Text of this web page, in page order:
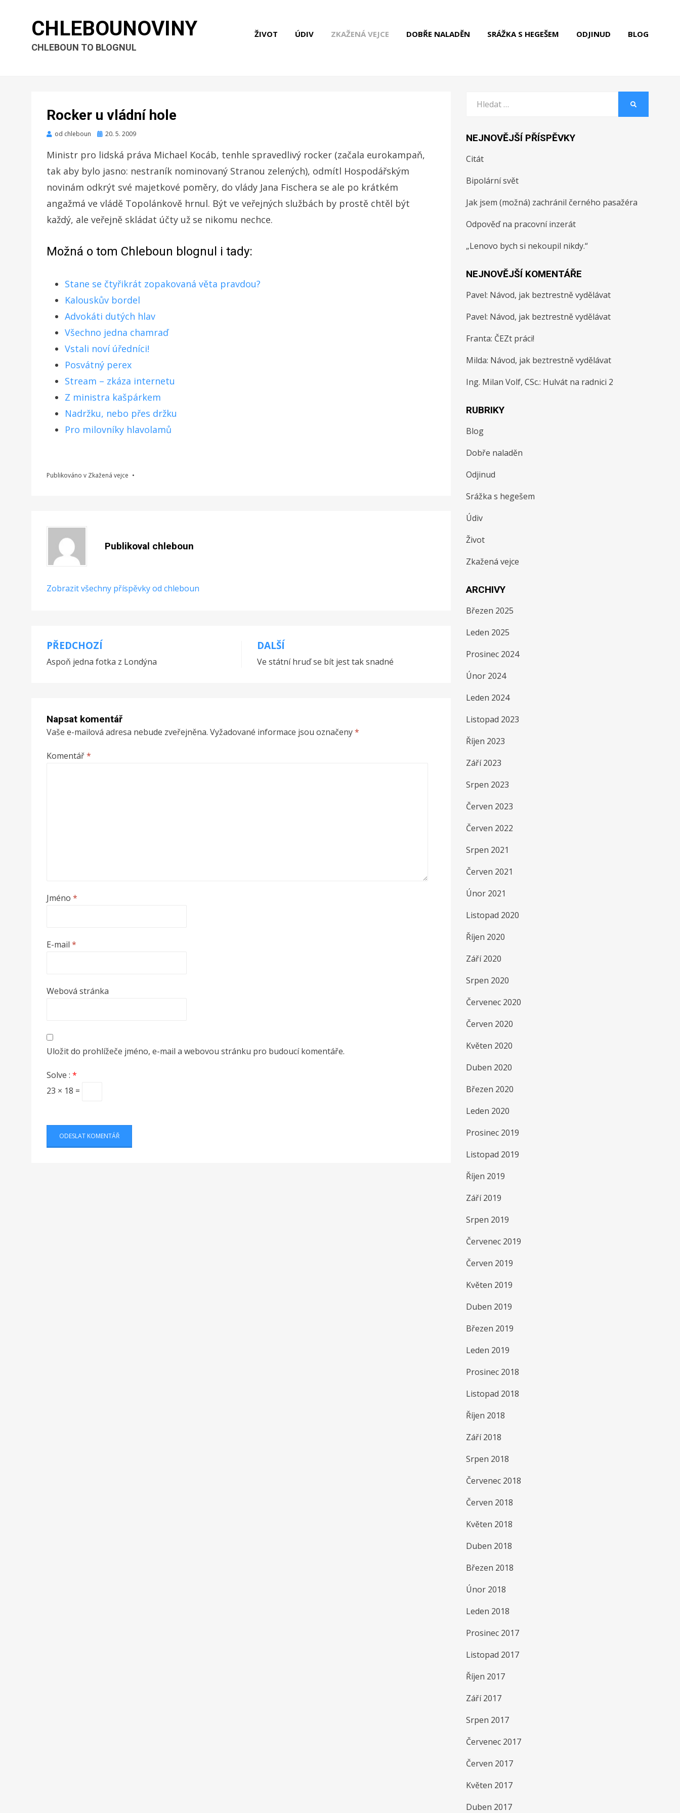
CHLEBOUNOVINY
CHLEBOUN TO BLOGNUL
ŽIVOT ÚDIV ZKAŽENÁ VEJCE DOBŘE NALADĚN SRÁŽKA S HEGEŠEM ODJINUD BLOG
Rocker u vládní hole
od chleboun
Zveřejněno
20. 5. 2009
Ministr pro lidská práva Michael Kocáb, tenhle spravedlivý rocker (začala eurokampaň,
tak aby bylo jasno: nestraník nominovaný Stranou zelených), odmítl Hospodářským
novinám odkrýt své majetkové poměry, do vlády Jana Fischera se ale po krátkém
angažmá ve vládě Topolánkově hrnul. Být ve veřejných službách by prostě chtěl být
každý, ale veřejně skládat účty už se nikomu nechce.
Možná o tom Chleboun blognul i tady:
Stane se čtyřikrát zopakovaná věta pravdou?
Kalouskův bordel
Advokáti dutých hlav
Všechno jedna chamraď
Vstali noví úředníci!
Posvátný perex
Stream – zkáza internetu
Z ministra kašpárkem
Nadržku, nebo přes držku
Pro milovníky hlavolamů
Publikováno v Zkažená vejce
Publikoval chleboun
Zobrazit všechny příspěvky od chleboun
Navigace
pro
PŘEDCHOZÍ
Aspoň jedna fotka z Londýna
DALŠÍ
Ve státní hruď se bít jest tak snadné
Napsat komentář
Vaše e-mailová adresa nebude zveřejněna. Vyžadované informace jsou označeny*
Komentář*
Jméno *
E-mail *
Webová stránka
Uložit do prohlížeče jméno, e-mail a webovou stránku pro budoucí komentáře.
Solve : *
23 × 18 =
NEJNOVĚJŠÍ PŘÍSPĚVKY
Citát
Bipolární svět
Jak jsem (možná) zachránil černého pasažéra
Odpověď na pracovní inzerát
„Lenovo bych si nekoupil nikdy.“
NEJNOVĚJŠÍ KOMENTÁŘE
Pavel: Návod, jak beztrestně vydělávat
Pavel: Návod, jak beztrestně vydělávat
Franta: ČEZt práci!
Milda: Návod, jak beztrestně vydělávat
Ing. Milan Volf, CSc.: Hulvát na radnici 2
RUBRIKY
Blog
Dobře naladěn
Odjinud
Srážka s hegešem
Údiv
Život
Zkažená vejce
ARCHIVY
Březen 2025
Leden 2025
Prosinec 2024
Únor 2024
Leden 2024
Listopad 2023
Říjen 2023
Září 2023
Srpen 2023
Červen 2023
Červen 2022
Srpen 2021
Červen 2021
Únor 2021
Listopad 2020
Říjen 2020
Září 2020
Srpen 2020
Červenec 2020
Červen 2020
Květen 2020
Duben 2020
Březen 2020
Leden 2020
Prosinec 2019
Listopad 2019
Říjen 2019
Září 2019
Srpen 2019
Červenec 2019
Červen 2019
Květen 2019
Duben 2019
Březen 2019
Leden 2019
Prosinec 2018
Listopad 2018
Říjen 2018
Září 2018
Srpen 2018
Červenec 2018
Červen 2018
Květen 2018
Duben 2018
Březen 2018
Únor 2018
Leden 2018
Prosinec 2017
Listopad 2017
Říjen 2017
Září 2017
Srpen 2017
Červenec 2017
Červen 2017
Květen 2017
Duben 2017